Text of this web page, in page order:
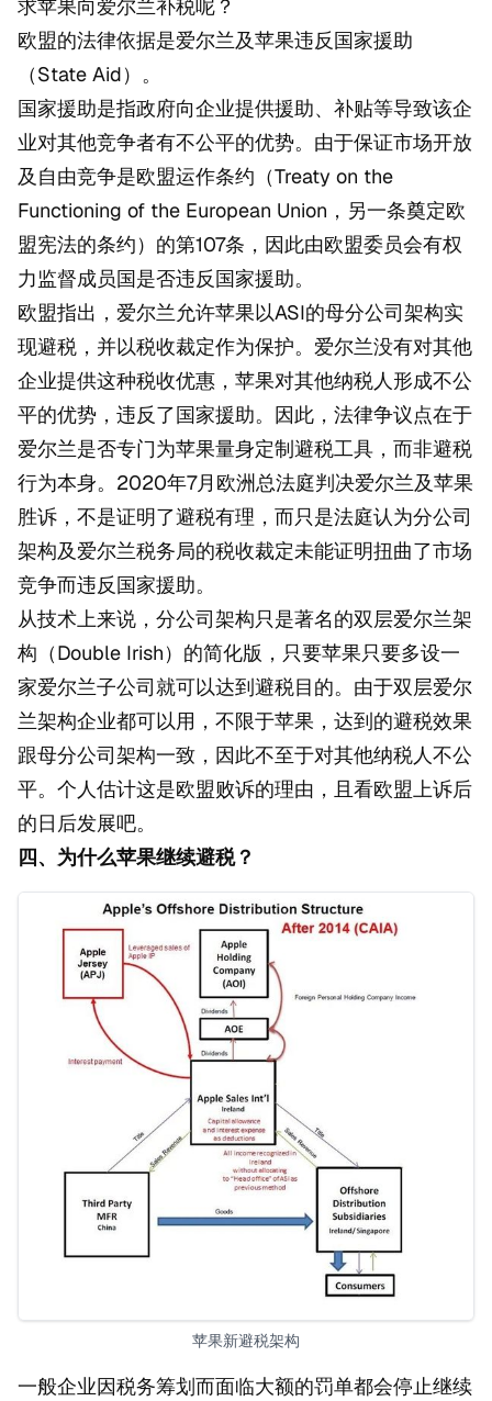
求苹果向爱尔兰补税呢？
欧盟的法律依据是爱尔兰及苹果违反国家援助
（State Aid）。
国家援助是指政府向企业提供援助、补贴等导致该企
业对其他竞争者有不公平的优势。由于保证市场开放
及自由竞争是欧盟运作条约（Treaty on the
Functioning of the European Union，另一条奠定欧
盟宪法的条约）的第107条，因此由欧盟委员会有权
力监督成员国是否违反国家援助。
欧盟指出，爱尔兰允许苹果以ASI的母分公司架构实
现避税，并以税收裁定作为保护。爱尔兰没有对其他
企业提供这种税收优惠，苹果对其他纳税人形成不公
平的优势，违反了国家援助。因此，法律争议点在于
爱尔兰是否专门为苹果量身定制避税工具，而非避税
行为本身。2020年7月欧洲总法庭判决爱尔兰及苹果
胜诉，不是证明了避税有理，而只是法庭认为分公司
架构及爱尔兰税务局的税收裁定未能证明扭曲了市场
竞争而违反国家援助。
从技术上来说，分公司架构只是著名的双层爱尔兰架
构（Double Irish）的简化版，只要苹果只要多设一
家爱尔兰子公司就可以达到避税目的。由于双层爱尔
兰架构企业都可以用，不限于苹果，达到的避税效果
跟母分公司架构一致，因此不至于对其他纳税人不公
平。个人估计这是欧盟败诉的理由，且看欧盟上诉后
的日后发展吧。
四、为什么苹果继续避税？
苹果新避税架构
一般企业因税务筹划而面临大额的罚单都会停止继续